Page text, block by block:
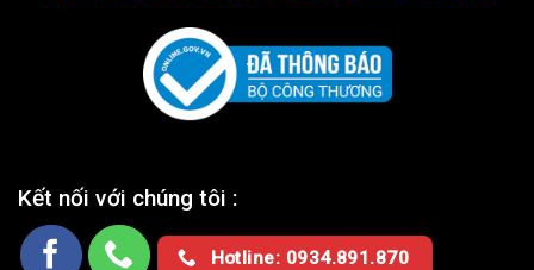
Kết nối với chúng tôi :
Hotline: 0934.891.870